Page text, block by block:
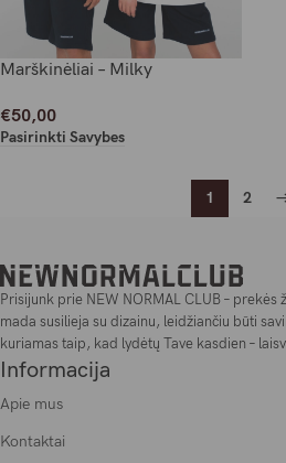
Marškinėliai – Milky
€50,00
Pasirinkti Savybes
1 2
Prisijunk prie NEW NORMAL CLUB –
mada susilieja su dizainu, leidžiančiu būti
kuriamas taip, kad lydėtų Tave kasdien –
Informacija
Apie mus
Kontaktai